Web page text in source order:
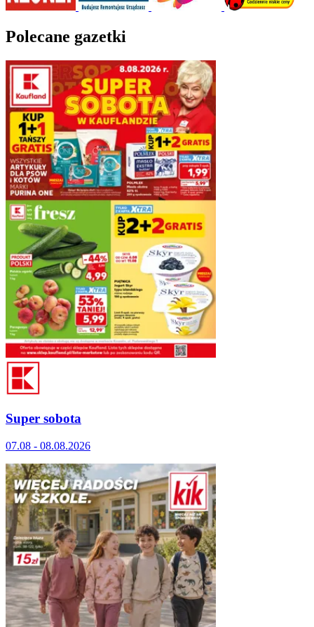
Polecane gazetki
Super sobota
07.08 - 08.08.2026